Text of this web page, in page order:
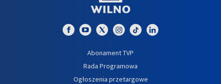
Abonament TVP
Rada Programowa
Ogłoszenia przetargowe